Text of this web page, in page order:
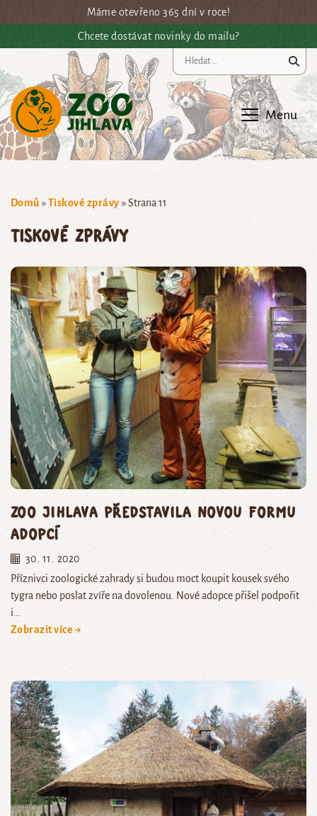
Přejít na hlavní obsahMáme otevřeno 365 dní v roce!
Chcete dostávat novinky do mailu?
Menu
Domů »Tiskové zprávy »Strana 11
Tiskové zprávy
Zoo Jihlava představila novou formu
adopcí
30. 11. 2020
Příznivci zoologické zahrady si budou moct koupit kousek svého
tygra nebo poslat zvíře na dovolenou. Nové adopce přišel podpořit
i…
Zobrazit více →